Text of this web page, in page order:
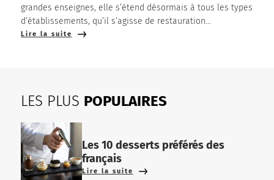
grandes enseignes, elle s’étend désormais à tous les types
d’établissements, qu’il s’agisse de restauration...
Lire la suite
LES PLUS POPULAIRES
Les 10 desserts préférés des
français
Lire la suite